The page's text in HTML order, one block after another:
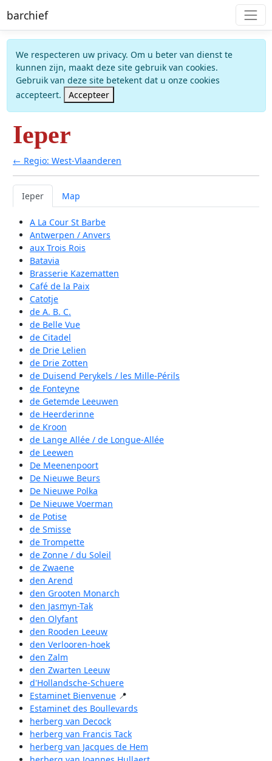
barchief
We respecteren uw privacy. Om u beter van dienst te
kunnen zijn, maakt deze site gebruik van cookies.
Gebruik van deze site betekent dat u onze cookies
accepteert.
Accepteer
Ieper
← Regio: West-Vlaanderen
Ieper Map
A La Cour St Barbe
Antwerpen / Anvers
aux Trois Rois
Batavia
Brasserie Kazematten
Café de la Paix
Catotje
de A. B. C.
de Belle Vue
de Citadel
de Drie Lelien
de Drie Zotten
de Duisend Perykels / les Mille-Périls
de Fonteyne
de Getemde Leeuwen
de Heerderinne
de Kroon
de Lange Allée / de Longue-Allée
de Leewen
De Meenenpoort
De Nieuwe Beurs
De Nieuwe Polka
De Nieuwe Voerman
de Potise
de Smisse
de Trompette
de Zonne / du Soleil
de Zwaene
den Arend
den Grooten Monarch
den Jasmyn-Tak
den Olyfant
den Rooden Leeuw
den Verlooren-hoek
den Zalm
den Zwarten Leeuw
d'Hollandsche-Schuere
Estaminet Bienvenue 📍
Estaminet des Boullevards
herberg van Decock
herberg van Francis Tack
herberg van Jacques de Hem